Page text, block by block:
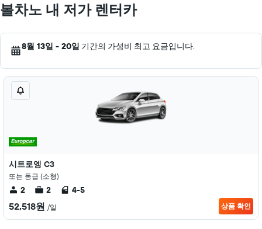
볼차노 내 저가 렌터카
8월 13일 - 20일 기간의 가성비 최고 요금입니다.
시트로엥 C3
또는 동급 (소형)
2 2 4-5
52,518원 /일 상품 확인